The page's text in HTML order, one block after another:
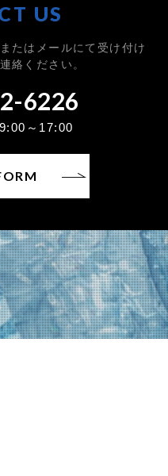
US
たはメールにて受け付け
絡ください。
6226
～17:00